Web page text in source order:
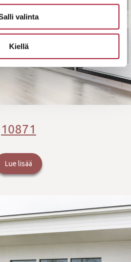
valinta
Kiellä
10871
Lue lisää